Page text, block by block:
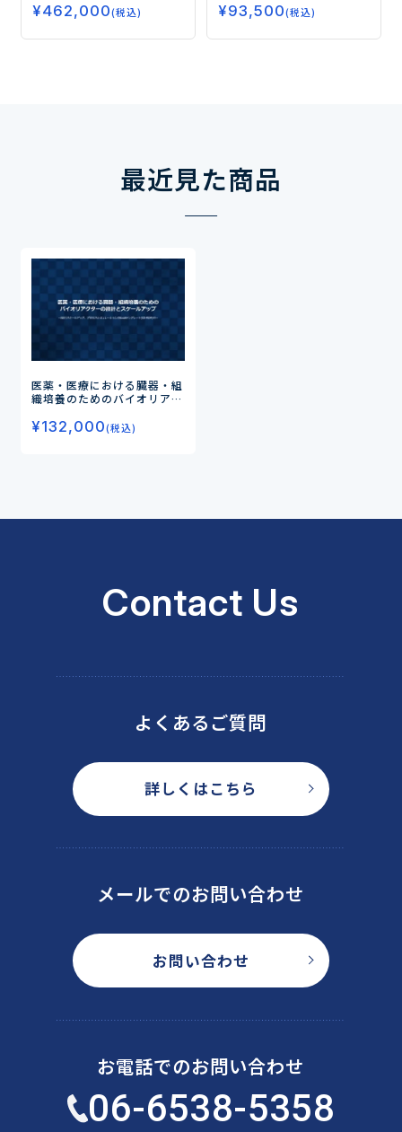
（第5弾）ー「ヘアオイル」
の使用率はこの5年間で年々
増加！環境配慮に関する
¥462,000(税込) ¥93,500(税込)
最近見た商品
医薬・医療における臓器・組
織培養のためのバイオリアク
ー設計/スケールアップ、プ
ロセスシミュレーションのEx
¥132,000(税込)
Contact Us
よくあるご質問
詳しくはこちら
メールでのお問い合わせ
お問い合わせ
お電話でのお問い合わせ
06-6538-5358